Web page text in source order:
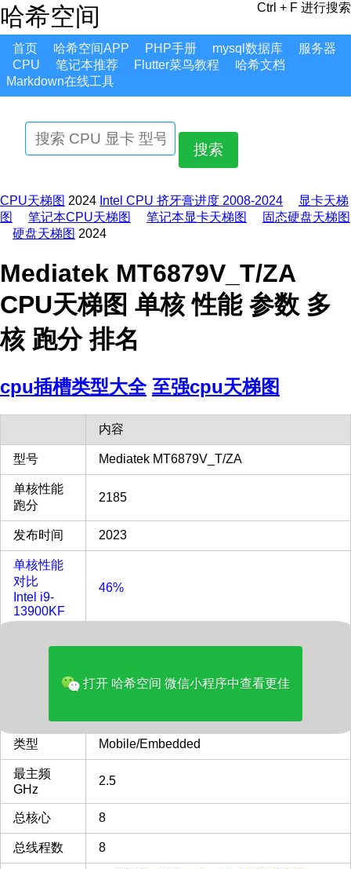
哈希空间 Ctrl + F 进行搜索
首页 哈希空间APP PHP手册 mysql数据库
服务器
CPU
笔记本推荐 Flutter菜鸟教程
哈希文档
Markdown在线工具
搜索
CPU天梯图 2024 Intel CPU 挤牙膏进度 2008-2024
显卡天梯
图
笔记本CPU天梯图 笔记本显卡天梯图
固态硬盘天梯图
硬盘天梯图 2024
Mediatek MT6879V_T/ZA
CPU天梯图 单核 性能 参数 多
核 跑分 排名
cpu插槽类型大全 至强cpu天梯图
内容
型号 Mediatek MT6879V_T/ZA
单核性能
跑分
2185
发布时间 2023
单核性能
对比
Intel i9-
13900KF
46%
13900KF
类型 Mobile/Embedded
最主频
GHz
2.5
总核心 8
总线程数 8
打开 哈希空间 微信小程序中查看更佳